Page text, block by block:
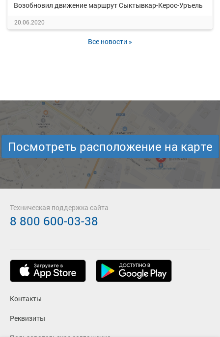
Возобновил движение маршрут Сыктывкар-Керос-Уръель
20.06.2020
Все новости »
Посмотреть расположение на карте
Контакты
Реквизиты
Техническая поддержка сайта
8 800 600-03-38